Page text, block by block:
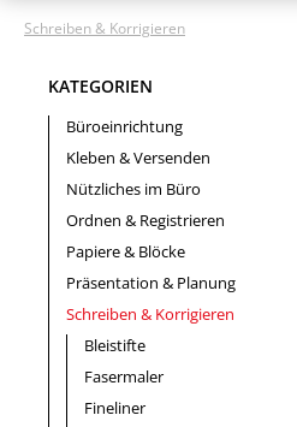
Schreiben & Korrigieren
KATEGORIEN
Büroeinrichtung
Kleben & Versenden
Nützliches im Büro
Ordnen & Registrieren
Papiere & Blöcke
Präsentation & Planung
Schreiben & Korrigieren
Bleistifte
Fasermaler
Fineliner